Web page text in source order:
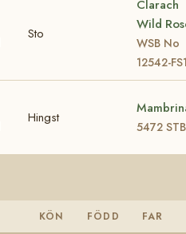
Sto
Clarach
Wild
WSB No
12542-
Hingst
5472
KÖN FÖDD FAR